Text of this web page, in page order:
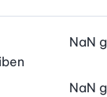
NaN g
NaN g